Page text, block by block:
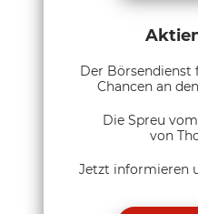
Der Börsendienst
Chancen an
Die Spreu
von
Jetzt informieren